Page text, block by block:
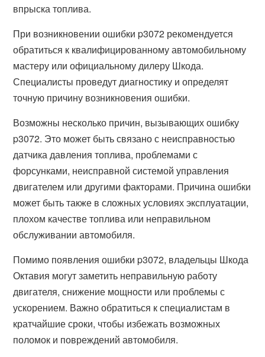
впрыска топлива.
При возникновении ошибки p3072 рекомендуется
обратиться к квалифицированному автомобильному
мастеру или официальному дилеру Шкода.
Специалисты проведут диагностику и определят
точную причину возникновения ошибки.
Возможны несколько причин, вызывающих ошибку
p3072. Это может быть связано с неисправностью
датчика давления топлива, проблемами с
форсунками, неисправной системой управления
двигателем или другими факторами. Причина ошибки
может быть также в сложных условиях эксплуатации,
плохом качестве топлива или неправильном
обслуживании автомобиля.
Помимо появления ошибки p3072, владельцы Шкода
Октавия могут заметить неправильную работу
двигателя, снижение мощности или проблемы с
ускорением. Важно обратиться к специалистам в
кратчайшие сроки, чтобы избежать возможных
поломок и повреждений автомобиля.